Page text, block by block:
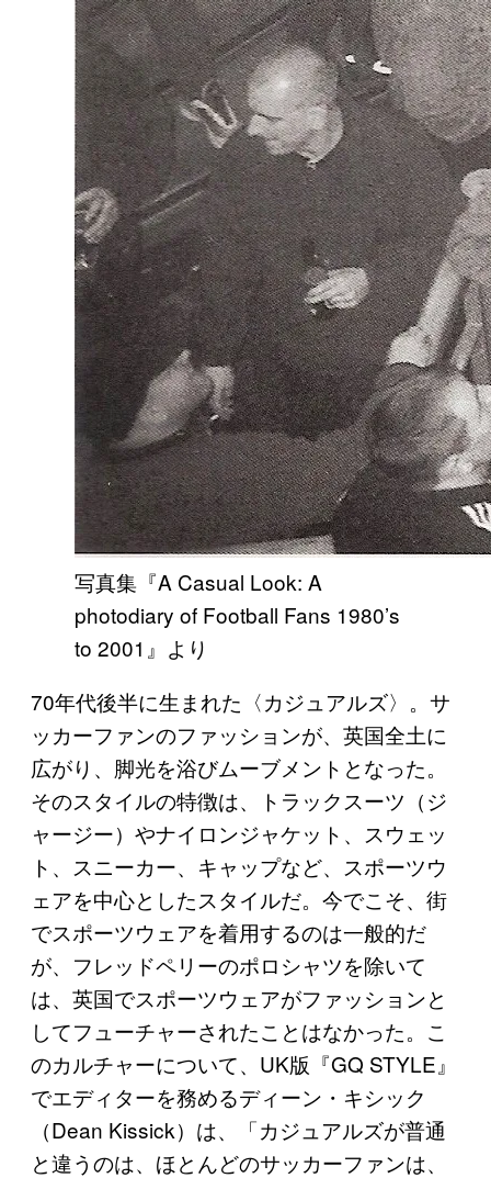
写真集『A Casual Look: A
photodiary of Football Fans 1980’s
to 2001』より
70年代後半に生まれた〈カジュアルズ〉。サ
ッカーファンのファッションが、英国全土に
広がり、脚光を浴びムーブメントとなった。
そのスタイルの特徴は、トラックスーツ（ジ
ャージー）やナイロンジャケット、スウェッ
ト、スニーカー、キャップなど、スポーツウ
ェアを中心としたスタイルだ。今でこそ、街
でスポーツウェアを着用するのは一般的だ
が、フレッドペリーのポロシャツを除いて
は、英国でスポーツウェアがファッションと
してフューチャーされたことはなかった。こ
のカルチャーについて、UK版『GQ STYLE』
でエディターを務めるディーン・キシック
（Dean Kissick）は、「カジュアルズが普通
と違うのは、ほとんどのサッカーファンは、